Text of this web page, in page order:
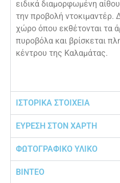
ειδικά διαμορφωμένη
την προβολή ντοκιμαντέρ.
χώρο όπου εκθέτονται τα
πυροβόλα και βρίσκεται
κέντρου της Καλαμάτας.
ΙΣΤΟΡΙΚΑ ΣΤΟΙΧΕΙΑ
ΕΥΡΕΣΗ ΣΤΟΝ ΧΑΡΤΗ
ΦΩΤΟΓΡΑΦΙΚΟ ΥΛΙΚΟ
ΒΙΝΤΕΟ